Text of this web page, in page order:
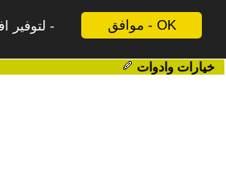
موافق - OK
لتوفير